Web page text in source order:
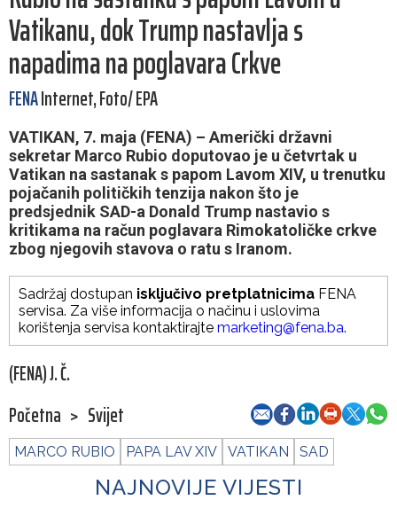
Vatikanu, dok Trump nastavlja s
napadima na poglavara Crkve
FENAInternet, Foto/ EPA
VATIKAN, 7. maja (FENA) – Američki državni
sekretar Marco Rubio doputovao je u četvrtak u
Vatikan na sastanak s papom Lavom XIV, u trenutku
pojačanih političkih tenzija nakon što je
predsjednik SAD-a Donald Trump nastavio s
kritikama na račun poglavara Rimokatoličke crkve
zbog njegovih stavova o ratu s Iranom.
Sadržaj dostupan isključivo pretplatnicima FENA
servisa. Za više informacija o načinu i uslovima
korištenja servisa kontaktirajte marketing@fena.ba.
(FENA) J. Č.
Početna > Svijet
MARCO RUBIO PAPA LAV XIV VATIKAN SAD
NAJNOVIJE VIJESTI